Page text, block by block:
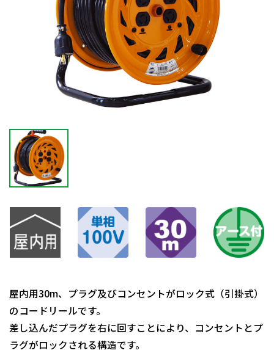
屋内用30m、プラグ及びコンセントがロック式（引掛式）
のコードリールです。
差し込んだプラグを右に回すことにより、コンセントとプ
ラグがロックされる構造です。